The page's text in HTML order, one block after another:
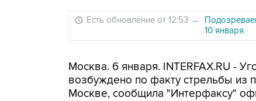
Есть обновление от 12:53 →
10 января
Москва. 6 января. INTERFAX.RU -
возбуждено по факту стрельбы из
Москве, сообщила "Интерфаксу"